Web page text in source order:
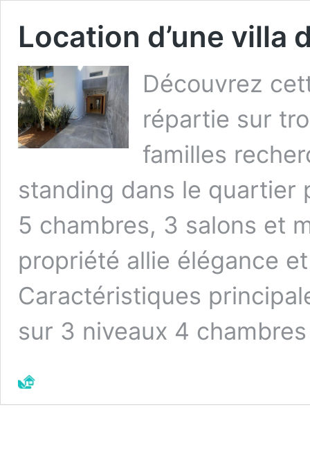
Location d’une villa
Découvrez
répartie sur
familles
standing dans le quartier
5 chambres, 3 salons et
propriété allie élégance
Caractéristiques
sur 3 niveaux 4